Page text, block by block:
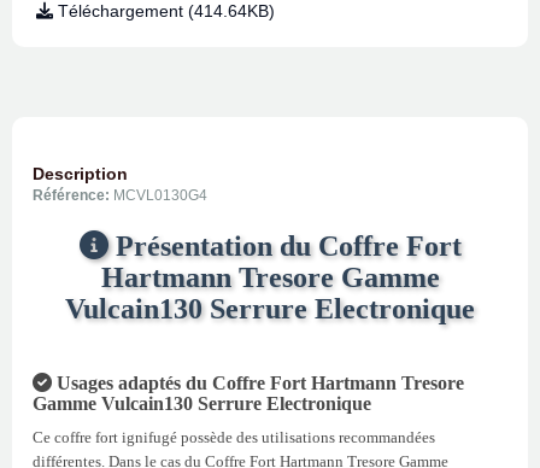
Téléchargement (414.64KB)
Description
Référence: MCVL0130G4
Présentation du Coffre Fort
Hartmann Tresore Gamme
Vulcain130 Serrure Electronique
Usages adaptés du Coffre Fort Hartmann Tresore
Gamme Vulcain130 Serrure Electronique
Ce coffre fort ignifugé possède des utilisations recommandées
différentes. Dans le cas du Coffre Fort Hartmann Tresore Gamme